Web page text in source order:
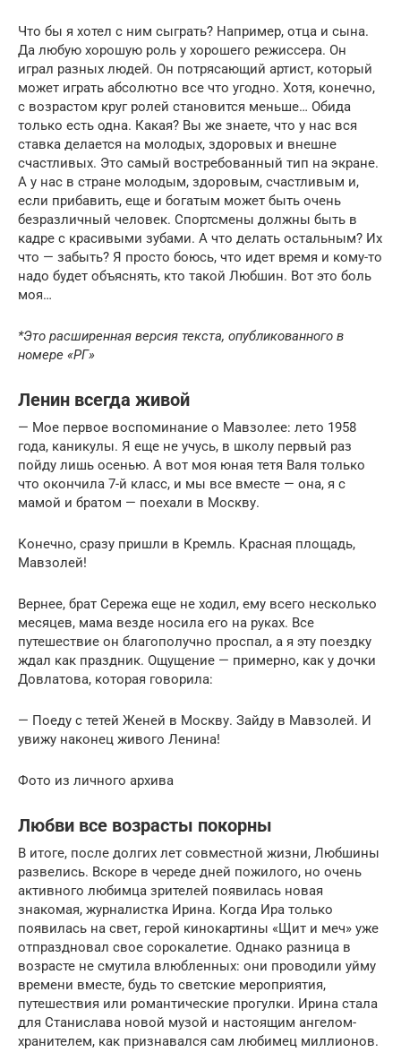
Что бы я хотел с ним сыграть? Например, отца и сына.
Да любую хорошую роль у хорошего режиссера. Он
играл разных людей. Он потрясающий артист, который
может играть абсолютно все что угодно. Хотя, конечно,
с возрастом круг ролей становится меньше… Обида
только есть одна. Какая? Вы же знаете, что у нас вся
ставка делается на молодых, здоровых и внешне
счастливых. Это самый востребованный тип на экране.
А у нас в стране молодым, здоровым, счастливым и,
если прибавить, еще и богатым может быть очень
безразличный человек. Спортсмены должны быть в
кадре с красивыми зубами. А что делать остальным? Их
что — забыть? Я просто боюсь, что идет время и кому-то
надо будет объяснять, кто такой Любшин. Вот это боль
моя…
*Это расширенная версия текста, опубликованного в
номере «РГ»
Ленин всегда живой
— Мое первое воспоминание о Мавзолее: лето 1958
года, каникулы. Я еще не учусь, в школу первый раз
пойду лишь осенью. А вот моя юная тетя Валя только
что окончила 7-й класс, и мы все вместе — она, я с
мамой и братом — поехали в Москву.
Конечно, сразу пришли в Кремль. Красная площадь,
Мавзолей!
Вернее, брат Сережа еще не ходил, ему всего несколько
месяцев, мама везде носила его на руках. Все
путешествие он благополучно проспал, а я эту поездку
ждал как праздник. Ощущение — примерно, как у дочки
Довлатова, которая говорила:
— Поеду с тетей Женей в Москву. Зайду в Мавзолей. И
увижу наконец живого Ленина!
Фото из личного архива
Любви все возрасты покорны
В итоге, после долгих лет совместной жизни, Любшины
развелись. Вскоре в череде дней пожилого, но очень
активного любимца зрителей появилась новая
знакомая, журналистка Ирина. Когда Ира только
появилась на свет, герой кинокартины «Щит и меч» уже
отпраздновал свое сорокалетие. Однако разница в
возрасте не смутила влюбленных: они проводили уйму
времени вместе, будь то светские мероприятия,
путешествия или романтические прогулки. Ирина стала
для Станислава новой музой и настоящим ангелом-
хранителем, как признавался сам любимец миллионов.